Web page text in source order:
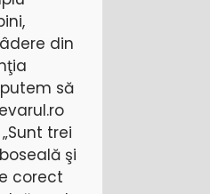
din
să
trei
şi
corect